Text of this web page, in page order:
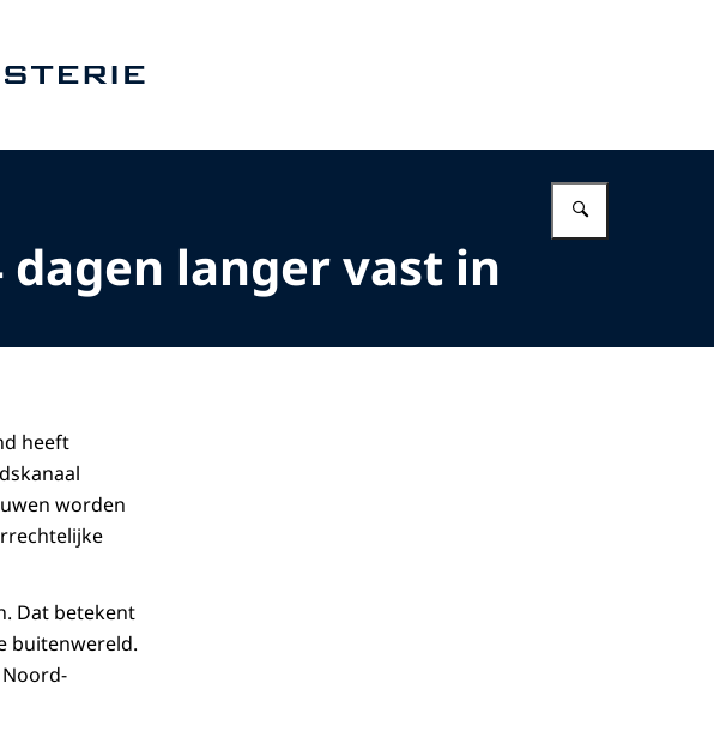
langer vast in
heeft
worden
Dat betekent
buitenwereld.